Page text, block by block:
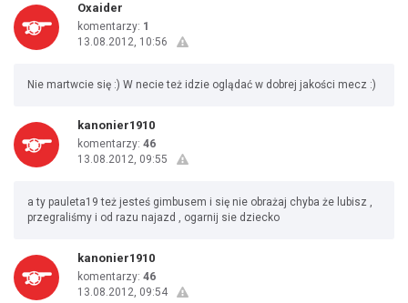
Oxaider
komentarzy: 1
13.08.2012, 10:56
Nie martwcie się :) W necie też idzie oglądać w dobrej jakości mecz :)
kanonier1910
komentarzy: 46
13.08.2012, 09:55
a ty pauleta19 też jesteś gimbusem i się nie obrażaj chyba że lubisz ,
przegraliśmy i od razu najazd , ogarnij sie dziecko
kanonier1910
komentarzy: 46
13.08.2012, 09:54